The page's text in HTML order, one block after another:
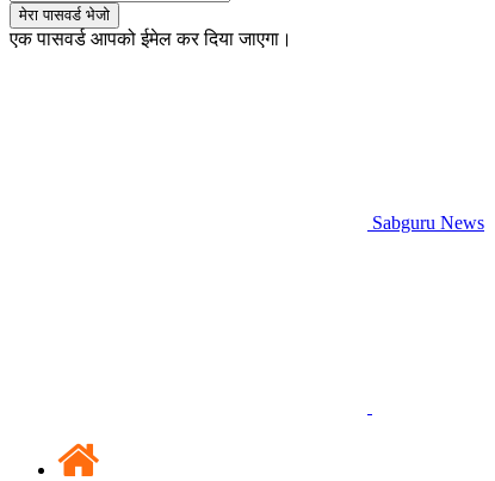
एक पासवर्ड आपको ईमेल कर दिया जाएगा।
Sabguru News